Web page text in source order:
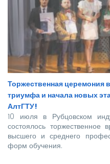
Торжественная церемония
триумфа и начала новых
АлтГТУ!
10 июля в Рубцовском
состоялось торжественное
высшего и среднего
форм обучения.